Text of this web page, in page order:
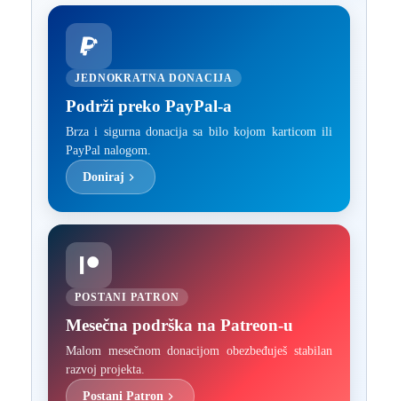
JEDNOKRATNA DONACIJA
Podrži preko PayPal-a
Brza i sigurna donacija sa bilo kojom karticom ili
PayPal nalogom.
Doniraj
POSTANI PATRON
Mesečna podrška na Patreon-u
Malom mesečnom donacijom obezbeđuješ stabilan
razvoj projekta.
Postani Patron